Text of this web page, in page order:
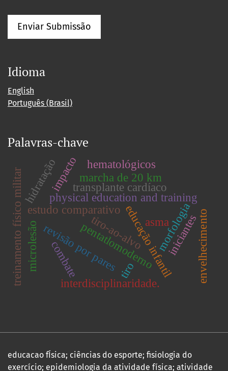
Enviar Submissão
Idioma
English
Português (Brasil)
Palavras-chave
revisão por pares
estudo comparativo
physical education and training
educação infantil
treinamento físico militar morfologia
transplante cardíaco
pentatlomoderno
tiro-ao-alvo
interdisciplinaridade. envelhecimento
tiro
impacto
microlesão iniciantes
hidratação marcha de 20 km
hematológicos
asma
combate
educacao fÍsica; ciências do esporte; fisiologia do
exercício; epidemiologia da atividade física; atividade